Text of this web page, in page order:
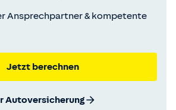
Ansprechpartner & kompetente
Jetzt berechnen
Autoversicherung